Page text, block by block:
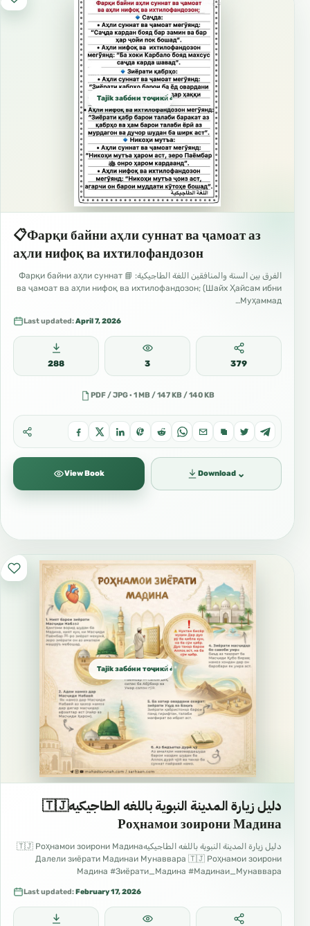
Tajik забо́ни тоҷикӣ́ الطاجيكية
📋Фарқи байни аҳли суннат ва ҷамоат аз
аҳли нифоқ ва ихтилофандозон
الفرق بين السنة والمنافقين اللغة الطاجيكية: 📘 Фарқи байни аҳли суннат
ва ҷамоат ва аҳли нифоқ ва ихтилофандозон; (Шайх Ҳайсам ибни
Муҳаммад…
Last updated:April 7, 2026
288 3 379
PDF / JPG · 1 MB / 147 KB / 140 KB
View Book Download ⌄
Tajik забо́ни тоҷикӣ́ الطاجيكية
دليل زيارة المدينة النبوية باللغه الطاجيكيه🇹🇯
Роҳнамои зоирони Мадина
دليل زيارة المدينة النبوية باللغه الطاجيكيه🇹🇯 Роҳнамои зоирони Мадина
Далели зиёрати Мадинаи Мунаввара 🇹🇯 Роҳнамои зоирони
Мадина #Зиёрати_Мадина #Мадинаи_Мунаввара
Last updated:February 17, 2026